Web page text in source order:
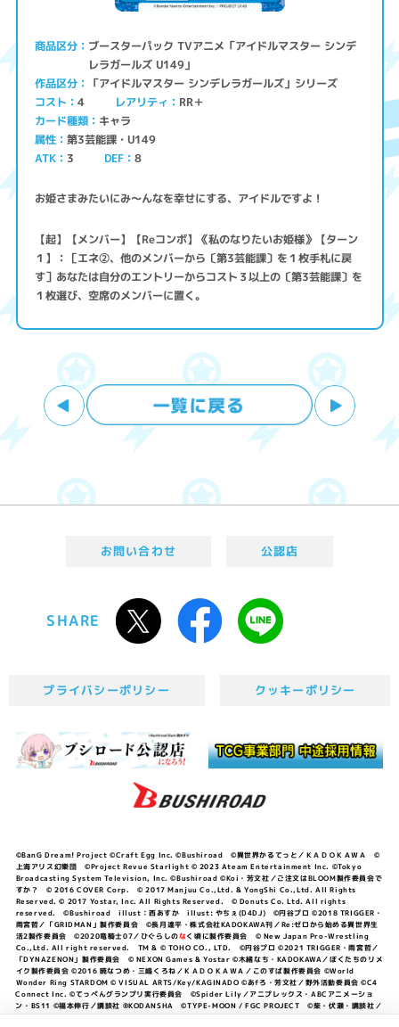
商品区分 ブースターパック TVアニメ「アイドルマスター シンデ
レラガールズ U149」
作品区分 「アイドルマスター シンデレラガールズ」シリーズ
コスト 4 レアリティ RR＋
カード種類 キャラ
属性 第3芸能課・U149
ATK 3 DEF 8
お姫さまみたいにみ～んなを幸せにする、アイドルですよ！
【起】【メンバー】【Reコンボ】《私のなりたいお姫様》【ターン
１】：［エネ②、他のメンバーから〔第3芸能課〕を１枚手札に戻
す］あなたは自分のエントリーからコスト３以上の〔第3芸能課〕を
１枚選び、空席のメンバーに置く。
お問い合わせ 公認店
SHARE
プライバシーポリシー クッキーポリシー
©BanG Dream! Project ©Craft Egg Inc. ©Bushiroad ©異世界かるてっと／ＫＡＤＯＫＡＷＡ ©
上海アリス幻樂団 ©Project Revue Starlight © 2023 Ateam Entertainment Inc. ©Tokyo
Broadcasting System Television, Inc. ©Bushiroad ©Koi・芳文社／ご注文はBLOOM製作委員会で
すか？ © 2016 COVER Corp. © 2017 Manjuu Co.,Ltd. & YongShi Co.,Ltd. All Rights
Reserved. © 2017 Yostar, Inc. All Rights Reserved. © Donuts Co. Ltd. All rights
reserved. ©Bushiroad illust：西あすか illust: やちぇ(D4DJ) ©円谷プロ ©2018 TRIGGER・
雨宮哲／「GRIDMAN」製作委員会 ©長月達平・株式会社KADOKAWA刊／Re:ゼロから始める異世界生
活2製作委員会 ©2020竜騎士07／ひぐらしのなく頃に製作委員会 © New Japan Pro-Wrestling
Co.,Ltd. All right reserved. TM & © TOHO CO., LTD. ©円谷プロ ©2021 TRIGGER・雨宮哲／
「DYNAZENON」製作委員会 © NEXON Games & Yostar ©木緒なち・KADOKAWA／ぼくたちのリメ
イク製作委員会 ©2016 暁なつめ・三嶋くろね／ＫＡＤＯＫＡＷＡ／このすば製作委員会 ©World
Wonder Ring STARDOM © VISUAL ARTS/Key/KAGINADO ©あfろ・芳文社／野外活動委員会 ©C4
Connect Inc. ©てっぺんグランプリ実行委員会 ©Spider Lily／アニプレックス・ABCアニメーショ
ン・BS11 ©福本伸行／講談社 ®KODANSHA ©TYPE-MOON / FGC PROJECT ©柴・伏瀬・講談社／